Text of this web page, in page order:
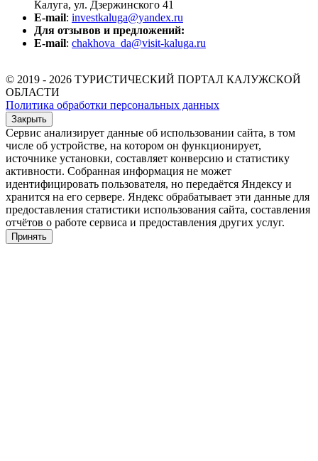
Калуга, ул. Дзержинского 41
E-mail: investkaluga@yandex.ru
Для отзывов и предложений:
E-mail: chakhova_da@visit-kaluga.ru
© 2019 - 2026 ТУРИСТИЧЕСКИЙ ПОРТАЛ КАЛУЖСКОЙ
ОБЛАСТИ
Политика обработки персональных данных
Закрыть
Сервис анализирует данные об использовании сайта, в том
числе об устройстве, на котором он функционирует,
источнике установки, составляет конверсию и статистику
активности. Собранная информация не может
идентифицировать пользователя, но передаётся Яндексу и
хранится на его сервере. Яндекс обрабатывает эти данные для
предоставления статистики использования сайта, составления
отчётов о работе сервиса и предоставления других услуг.
Принять